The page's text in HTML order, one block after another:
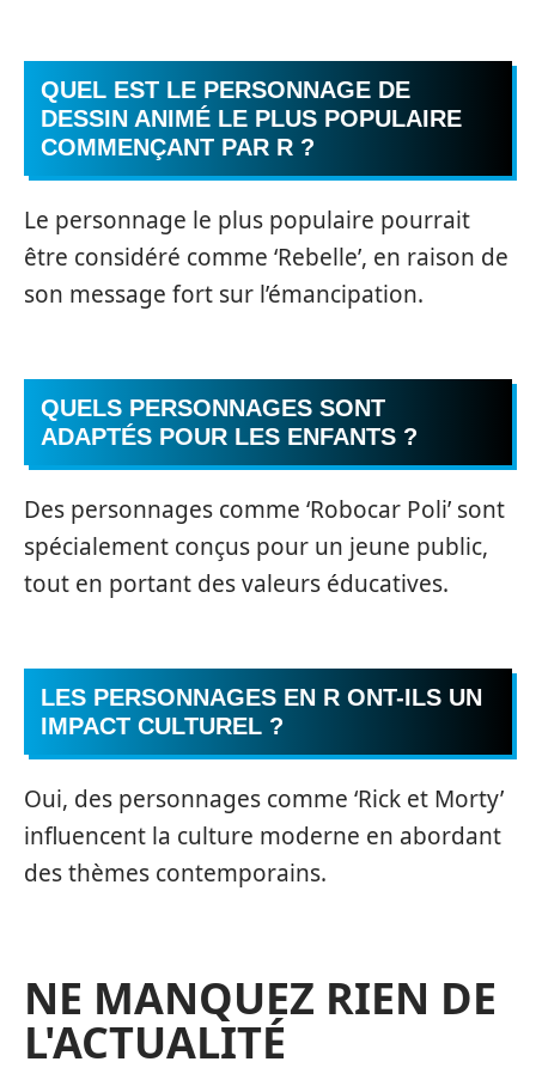
QUEL EST LE PERSONNAGE DE
DESSIN ANIMÉ LE PLUS POPULAIRE
COMMENÇANT PAR R ?
Le personnage le plus populaire pourrait
être considéré comme ‘Rebelle’, en raison de
son message fort sur l’émancipation.
QUELS PERSONNAGES SONT
ADAPTÉS POUR LES ENFANTS ?
Des personnages comme ‘Robocar Poli’ sont
spécialement conçus pour un jeune public,
tout en portant des valeurs éducatives.
LES PERSONNAGES EN R ONT-ILS UN
IMPACT CULTUREL ?
Oui, des personnages comme ‘Rick et Morty’
influencent la culture moderne en abordant
des thèmes contemporains.
NE MANQUEZ RIEN DE
L'ACTUALITÉ